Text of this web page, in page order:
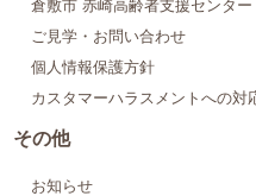
倉敷市 赤崎高齢者支援センター
ご見学・お問い合わせ
個人情報保護方針
カスタマーハラスメントへの対
その他
お知らせ